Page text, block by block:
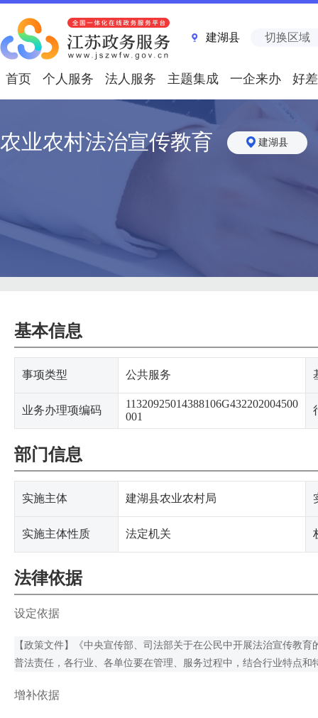
建湖县 切换区域
首页 个人服务 法人服务 主题集成 一企来办 好
农业农村法治宣传教育 建湖县
基本信息
事项类型 公共服务
业务办理项编码
11320925014388106G432202004500
001
部门信息
实施主体 建湖县农业农村局
实施主体性质 法定机关
法律依据
设定依据
【政策文件】《中央宣传部、司法部关于在公民中开展法治宣传教
普法责任，各行业、各单位要在管理、服务过程中，结合行业特点
增补依据